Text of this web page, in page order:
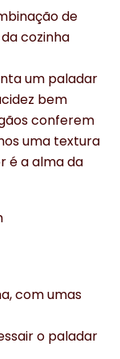
de
cozinha
um paladar
bem
conferem
uma textura
é a alma da
com umas
o paladar